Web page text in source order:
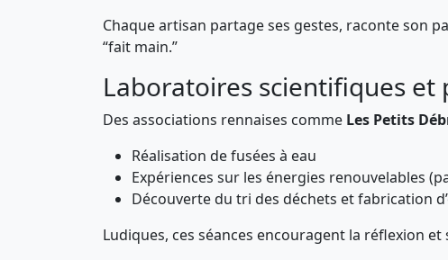
Chaque artisan partage ses gestes, raconte son
“fait main.”
Laboratoires scientifiques
Des associations rennaises comme Les Petits
Réalisation de fusées à eau
Expériences sur les énergies renouvelables
Découverte du tri des déchets et fabrication
Ludiques, ces séances encouragent la réflexion